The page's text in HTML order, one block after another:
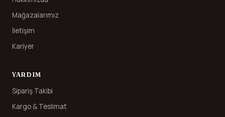
Mağazalarımız
İletişim
Kariyer
YARDIM
Sipariş Takibi
Kargo & Teslimat